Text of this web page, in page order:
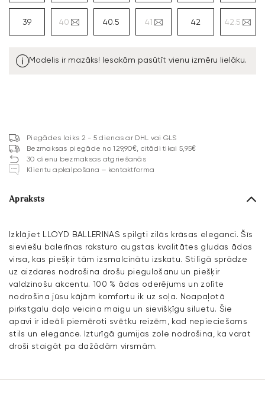
39 40 40.5 41 42 42.5
Modelis ir mazāks! Iesakām pasūtīt vienu izmēru lielāku.
Piegādes laiks 2 - 5 dienas ar DHL vai GLS
Bezmaksas piegāde no 129,90€, citādi tikai 5,95€
30 dienu bezmaksas atgriešanās
Klientu apkalpošana – kontaktforma
Apraksts
Izklājiet LLOYD BALLERINAS spilgti zilās krāsas eleganci. Šīs
sieviešu balerīnas raksturo augstas kvalitātes gludas ādas
virsa, kas piešķir tām izsmalcinātu izskatu. Stilīgā sprādze
uz aizdares nodrošina drošu piegulošanu un piešķir
valdzinošu akcentu. 100 % ādas oderējums un zolīte
nodrošina jūsu kājām komfortu ik uz soļa. Noapaļotā
pirkstgalu daļa veicina maigu un sievišķīgu siluetu. Šie
apavi ir ideāli piemēroti svētku reizēm, kad nepieciešams
stils un elegance. Izturīgā gumijas zole nodrošina, ka varat
droši staigāt pa dažādām virsmām.